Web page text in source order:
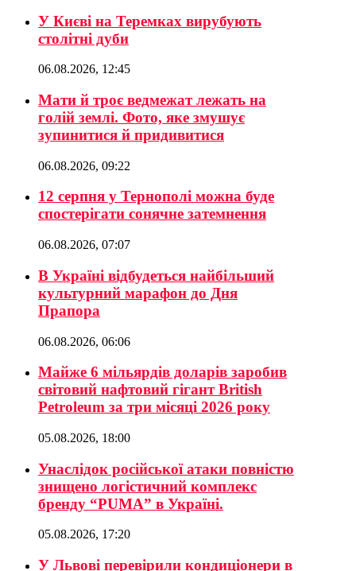
У Києві на Теремках вирубують
столітні дуби
06.08.2026, 12:45
Мати й троє ведмежат лежать на
голій землі. Фото, яке змушує
зупинитися й придивитися
06.08.2026, 09:22
12 серпня у Тернополі можна буде
спостерігати сонячне затемнення
06.08.2026, 07:07
В Україні відбудеться найбільший
культурний марафон до Дня
Прапора
06.08.2026, 06:06
Майже 6 мільярдів доларів заробив
світовий нафтовий гігант British
Petroleum за три місяці 2026 року
05.08.2026, 18:00
Унаслідок російської атаки повністю
знищено логістичний комплекс
бренду “PUMA” в Україні.
05.08.2026, 17:20
У Львові перевірили кондиціонери в